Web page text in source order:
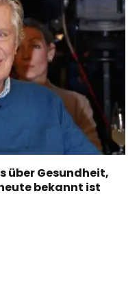
über Gesundheit,
bekannt ist